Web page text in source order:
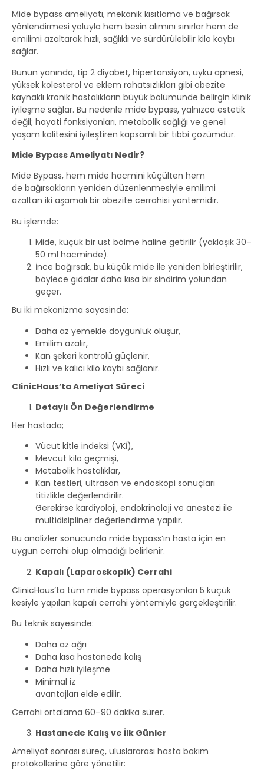
Mide bypass ameliyatı, mekanik kısıtlama ve bağırsak
yönlendirmesi yoluyla hem besin alımını sınırlar hem de
emilimi azaltarak hızlı, sağlıklı ve sürdürülebilir kilo kaybı
sağlar.
Bunun yanında, tip 2 diyabet, hipertansiyon, uyku apnesi,
yüksek kolesterol ve eklem rahatsızlıkları gibi obezite
kaynaklı kronik hastalıkların büyük bölümünde belirgin klinik
iyileşme sağlar. Bu nedenle mide bypass, yalnızca estetik
değil; hayati fonksiyonları, metabolik sağlığı ve genel
yaşam kalitesini iyileştiren kapsamlı bir tıbbi çözümdür.
Mide Bypass Ameliyatı Nedir?
Mide Bypass, hem mide hacmini küçülten hem
de bağırsakların yeniden düzenlenmesiyle emilimi
azaltan iki aşamalı bir obezite cerrahisi yöntemidir.
Bu işlemde:
Mide, küçük bir üst bölme haline getirilir (yaklaşık 30–
50 ml hacminde).
İnce bağırsak, bu küçük mide ile yeniden birleştirilir,
böylece gıdalar daha kısa bir sindirim yolundan
geçer.
Bu iki mekanizma sayesinde:
Daha az yemekle doygunluk oluşur,
Emilim azalır,
Kan şekeri kontrolü güçlenir,
Hızlı ve kalıcı kilo kaybı sağlanır.
ClinicHaus’ta Ameliyat Süreci
Detaylı Ön Değerlendirme
Her hastada;
Vücut kitle indeksi (VKİ),
Mevcut kilo geçmişi,
Metabolik hastalıklar,
Kan testleri, ultrason ve endoskopi sonuçları
titizlikle değerlendirilir.
Gerekirse kardiyoloji, endokrinoloji ve anestezi ile
multidisipliner değerlendirme yapılır.
Bu analizler sonucunda mide bypass’ın hasta için en
uygun cerrahi olup olmadığı belirlenir.
Kapalı (Laparoskopik) Cerrahi
ClinicHaus’ta tüm mide bypass operasyonları 5 küçük
kesiyle yapılan kapalı cerrahi yöntemiyle gerçekleştirilir.
Bu teknik sayesinde:
Daha az ağrı
Daha kısa hastanede kalış
Daha hızlı iyileşme
Minimal iz
avantajları elde edilir.
Cerrahi ortalama 60–90 dakika sürer.
Hastanede Kalış ve İlk Günler
Ameliyat sonrası süreç, uluslararası hasta bakım
protokollerine göre yönetilir: